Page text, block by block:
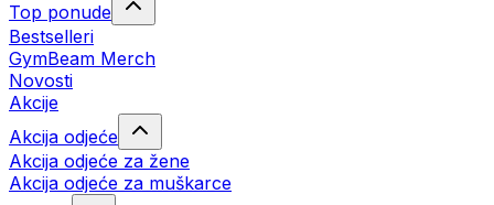
Top ponude
Bestselleri
GymBeam Merch
Novosti
Akcije
Akcija odjeće
Akcija odjeće za žene
Akcija odjeće za muškarce